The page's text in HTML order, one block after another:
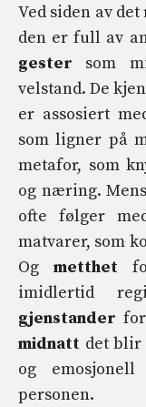
Ved siden av
den er full av
gester som
velstand. De
er assosiert
som ligner på
metafor, som
og næring. Mens
ofte følger
matvarer, som
Og metthet
imidlertid
gjenstander
midnatt det blir
og
personen.